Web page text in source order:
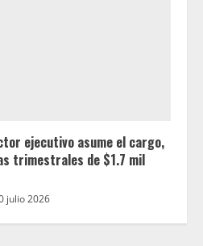
ejecutivo asume el cargo,
trimestrales de $1.7 mil
julio 2026